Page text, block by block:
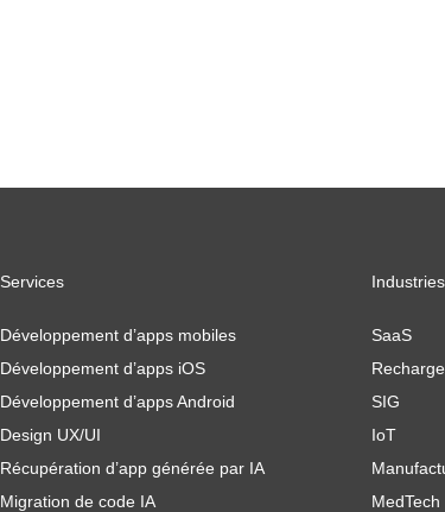
Services
Développement d’apps mobiles
Développement d’apps iOS
Développement d’apps Android
Design UX/UI
Récupération d’app générée par IA
Migration de code IA
Industries
SaaS
SIG
IoT
MedTech